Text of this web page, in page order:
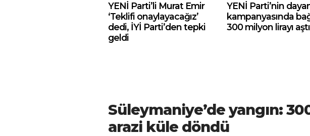
YENİ Parti’li Murat Emir
‘Teklifi onaylayacağız’
dedi, İYİ Parti’den tepki
geldi
YENİ Parti’nin
kampanyasında
300 milyon lirayı aştı
Süleymaniye’de yangın:
arazi küle döndü